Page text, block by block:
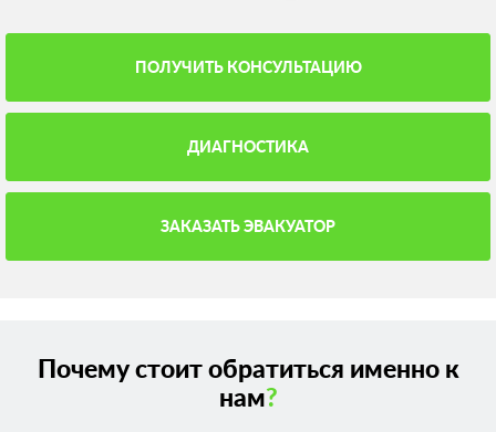
ПОЛУЧИТЬ КОНСУЛЬТАЦИЮ
ДИАГНОСТИКА
ЗАКАЗАТЬ ЭВАКУАТОР
Почему стоит обратиться именно к
нам?